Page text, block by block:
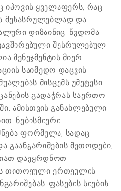
იპოვის ყველაფერს, რაც
შესასრულებლად და
დიზაინიც. წვდომა
შესრულებულ
მენეჯმენტის მიერ
საიმედო დაცვის
მისცემს უმეტესი
გადაჭრას საერთო
ამისთვის განახლებული
ნებისმიერი
ფორმულა, სადაც
გაანგარიშების მეთოდები,
დაეყრდნოთ
თითოეული ერთეულის
ფასების სიების